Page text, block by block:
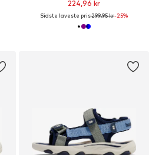
224,96 kr
Sidste laveste pris:299,95 kr-25%